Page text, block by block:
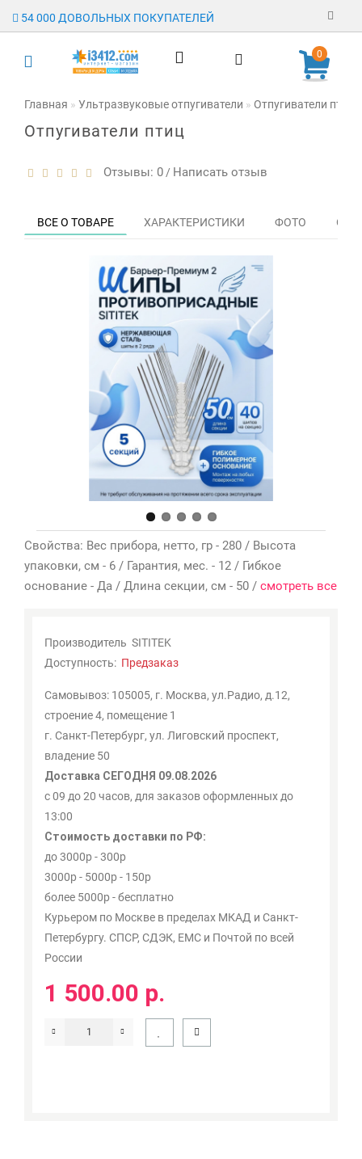
54 000 ДОВОЛЬНЫХ ПОКУПАТЕЛЕЙ
Регистрация
опт
Контакты
0
Главная Ультразвуковые отпугиватели Отпугиватели птиц
Отпугиватели птиц
Отзывы: 0 / Написать отзыв
ВСЕ О ТОВАРЕ ХАРАКТЕРИСТИКИ ФОТО
Свойства: Вес прибора, нетто, гр - 280 / Высота
упаковки, см - 6 / Гарантия, мес. - 12 / Гибкое
основание - Да / Длина секции, см - 50 / смотреть все
Производитель SITITEK
Доступность: Предзаказ
Самовывоз: 105005, г. Москва, ул.Радио, д.12,
строение 4, помещение 1
г. Санкт-Петербург, ул. Лиговский проспект,
владение 50
Доставка СЕГОДНЯ 09.08.2026
с 09 до 20 часов, для заказов оформленных до
13:00
Стоимость доставки по РФ:
до 3000р - 300р
3000р - 5000р - 150р
более 5000р - бесплатно
Курьером по Москве в пределах МКАД и Санкт-
Петербургу. СПСР, СДЭК, ЕМС и Почтой по всей
России
1 500.00 р.